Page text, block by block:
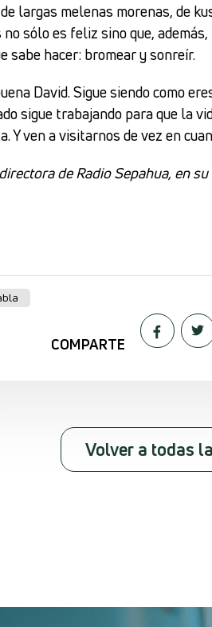
largas melenas morenas, de
sólo es feliz sino que,
sabe hacer: bromear y sonreír.
David. Sigue siendo como
sigue trabajando para que la
Y ven a visitarnos de vez en
de Radio Sepahua, en
COMPARTE
Volver a todas